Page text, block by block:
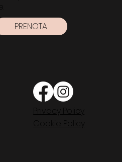
PRENOTA